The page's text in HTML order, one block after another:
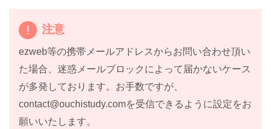
注意
ezweb等の携帯メールアドレスからお問い合わせ頂い
た場合、迷惑メールブロックによって届かないケース
が多発しております。お手数ですが、
contact@ouchistudy.comを受信できるように設定をお
願いいたします。